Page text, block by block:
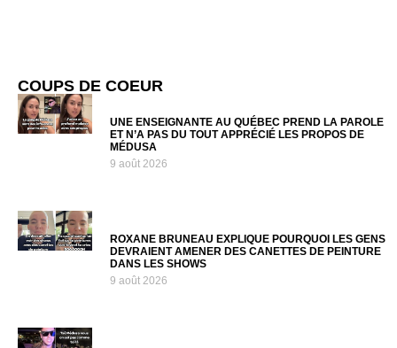
COUPS DE COEUR
UNE ENSEIGNANTE AU QUÉBEC PREND LA PAROLE
ET N’A PAS DU TOUT APPRÉCIÉ LES PROPOS DE
MÉDUSA
9 août 2026
ROXANE BRUNEAU EXPLIQUE POURQUOI LES GENS
DEVRAIENT AMENER DES CANETTES DE PEINTURE
DANS LES SHOWS
9 août 2026